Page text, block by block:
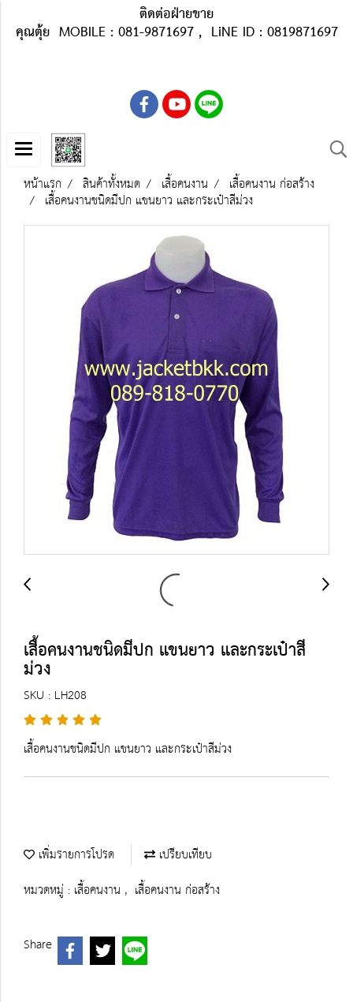
ติดต่อฝ่ายขาย
คุณตุ้ย MOBILE : 081-9871697 , LiNE ID : 0819871697
หน้าแรก สินค้าทั้งหมด เสื้อคนงาน เสื้อคนงาน ก่อสร้าง
เสื้อคนงานชนิดมีปก แขนยาว และกระเป๋าสีม่วง
เสื้อคนงานชนิดมีปก แขนยาว และกระเป๋าสี
ม่วง
SKU : LH208
เสื้อคนงานชนิดมีปก แขนยาว และกระเป๋าสีม่วง
เพิ่มรายการโปรด
เปรียบเทียบ
หมวดหมู่ : เสื้อคนงาน, เสื้อคนงาน ก่อสร้าง
Share